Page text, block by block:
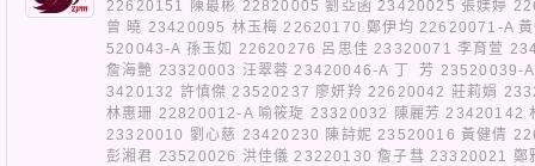
22620151 陳最彬 22820005 劉亞函 23420025 張媄婷
曾 曉 23420095 林玉梅 22620170 鄭伊均 22620071-A
520043-A 孫玉如 22620276 呂思佳 23320071 李育萱
詹海艷 23320003 汪翠蓉 23420046-A 丁 芳 23520039-
3420132 許慎傑 23520237 廖妍羚 22620042 莊莉娟
林惠珊 22820012-A 喻筱琁 23320032 陳麗芳 23420142
23320010 劉心慈 23420230 陳詩妮 23520016 黃健倩
彭湘君 23520026 洪佳儀 23220130 詹子彗 23320021